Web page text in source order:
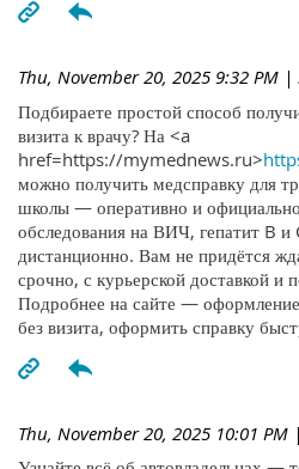
Thu, November 20, 2025 9:32 PM |
Подбираете простой способ
визита к врачу? На <a
href=https://mymednews.ru>
можно получить медсправку для
школы — оперативно и
обследования на ВИЧ, гепатит B и
дистанционно. Вам не придётся
срочно, с курьерской доставкой и
Подробнее на сайте —
без визита, оформить справку
Thu, November 20, 2025 10:01 PM